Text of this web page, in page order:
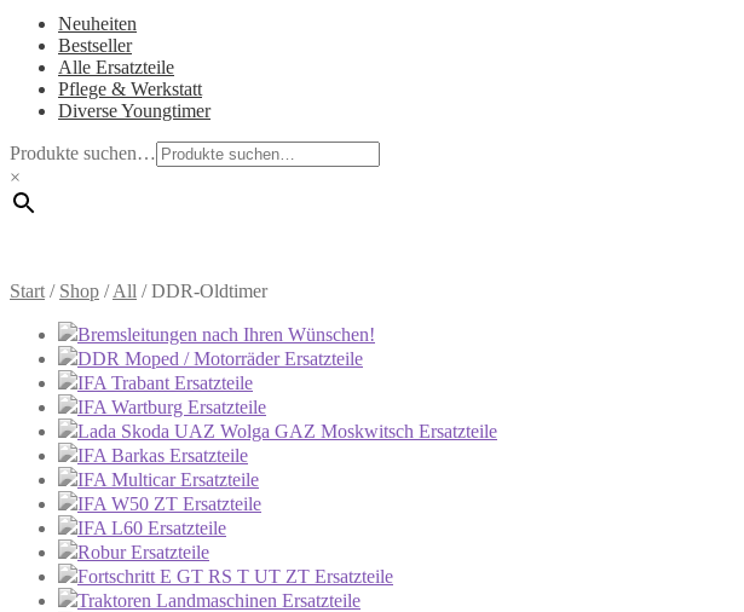
Neuheiten
Bestseller
Alle Ersatzteile
Pflege & Werkstatt
Diverse Youngtimer
Produkte suchen…
×
Start / Shop /All /DDR-Oldtimer
Bremsleitungen nach Ihren Wünschen!
DDR Moped / Motorräder Ersatzteile
IFA Trabant Ersatzteile
IFA Wartburg Ersatzteile
Lada Skoda UAZ Wolga GAZ Moskwitsch Ersatzteile
IFA Barkas Ersatzteile
IFA Multicar Ersatzteile
IFA W50 ZT Ersatzteile
IFA L60 Ersatzteile
Robur Ersatzteile
Fortschritt E GT RS T UT ZT Ersatzteile
Traktoren Landmaschinen Ersatzteile